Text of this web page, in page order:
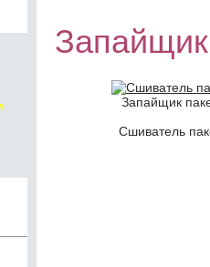
Запайщик
Сшиватель